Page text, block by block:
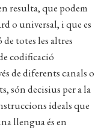
resulta, que podem
o universal, i que es
totes les altres
codificació
de diferents canals o
són decisius per a la
ideals que
llengua és en